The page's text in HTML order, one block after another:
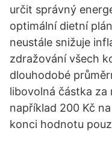
určit správný
optimální dietní
neustále snižuje
zdražování všech
dlouhodobé
libovolná částka
například 200 Kč
konci hodnotu